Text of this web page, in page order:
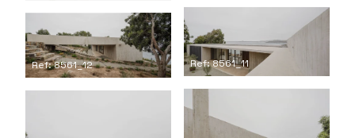
Ref: 8561_11
Ref: 8561_12